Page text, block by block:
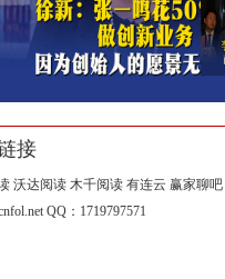
：科创50中位数市盈率
100倍
接
沃达阅读 木千阅读 有连云 赢家聊吧
QQ：1719797571